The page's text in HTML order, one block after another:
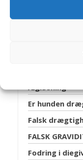
giver
Ægløsning
Er hunden
Falsk
FALSK
Fodring i